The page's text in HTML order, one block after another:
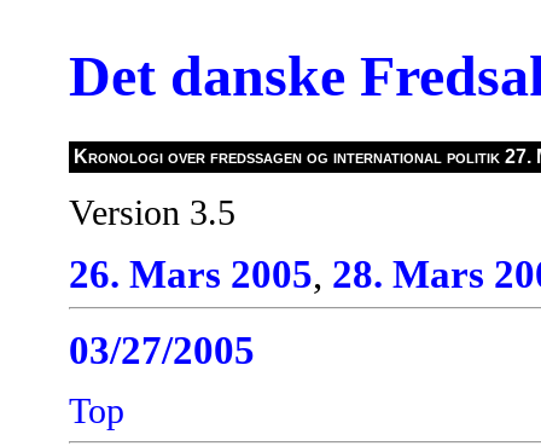
Det danske
Kronologi over fredssagen og international politik 27.
Version 3.5
26. Mars 2005, 28. Mars
03/27/2005
Top